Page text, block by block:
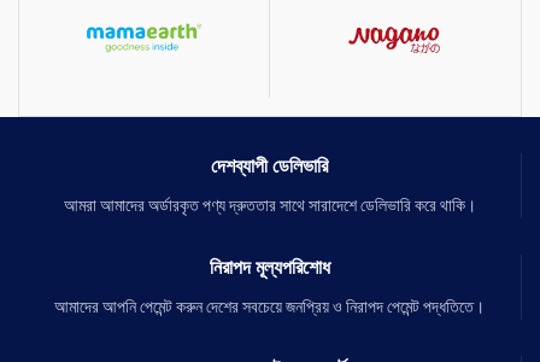
দেশব্যাপী ডেলিভারি
আমরা আমাদের অর্ডারকৃত পণ্য দ্রুততার সাথে সারাদেশে ডেলিভারি করে থাকি।
নিরাপদ মূল্যপরিশোধ
আমাদের আপনি পেমেন্ট করুন দেশের সবচেয়ে জনপ্রিয় ও নিরাপদ পেমেন্ট পদ্ধতিতে।